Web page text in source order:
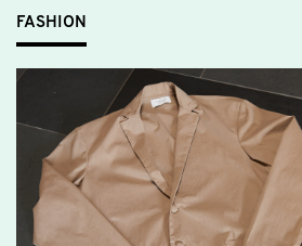
FASHION